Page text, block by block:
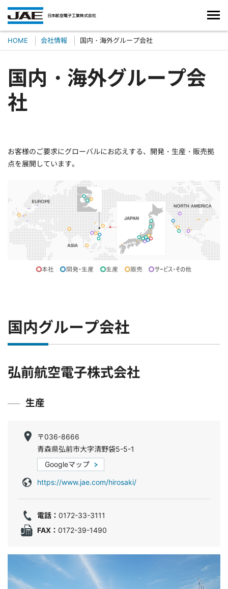
HOME 会社情報 国内・海外グループ会社
国内・海外グループ会
社
お客様のご要求にグローバルにお応えする、開発・生産・販売拠
点を展開しています。
国内グループ会社
弘前航空電子株式会社
生産
〒036-8666
青森県弘前市大字清野袋5-5-1
Googleマップ
https://www.jae.com/hirosaki/
電話： 0172-33-3111
FAX： 0172-39-1490